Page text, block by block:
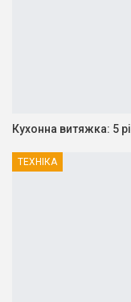
Кухонна витяжка: 5
ТЕХНІКА